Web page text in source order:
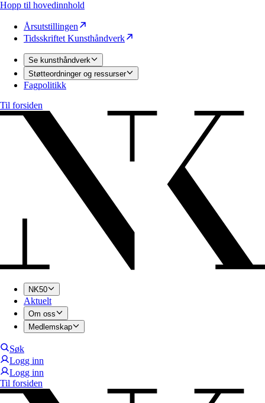
Hopp til hovedinnhold
Årsutstillingen
Tidsskriftet Kunsthåndverk
Se kunsthåndverk
Støtteordninger og ressurser
Fagpolitikk
Til forsiden
NK50
Aktuelt
Om oss
Medlemskap
Søk
Logg inn
Logg inn
Til forsiden